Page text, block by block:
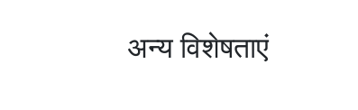
अन्य विशेषताएं